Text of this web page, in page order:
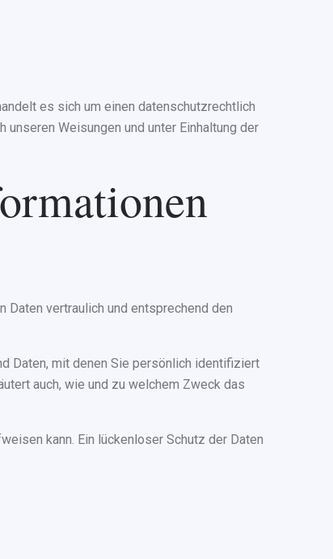
es sich um einen datenschutzrechtlich
Weisungen und unter Einhaltung der
Daten vertraulich und entsprechend den
Daten, mit denen Sie persönlich identifiziert
auch, wie und zu welchem Zweck das
kann. Ein lückenloser Schutz der Daten